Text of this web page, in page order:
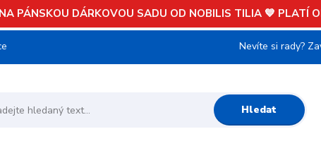
PÁNSKOU DÁRKOVOU SADU OD NOBILIS TILIA 💙 PLATÍ
Hledat
Nevíte si rady?